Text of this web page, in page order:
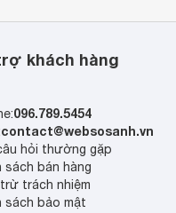
khách hàng
096.789.5454
contact@websosanh.vn
hỏi thường gặp
sách bán hàng
trách nhiệm
sách bảo mật